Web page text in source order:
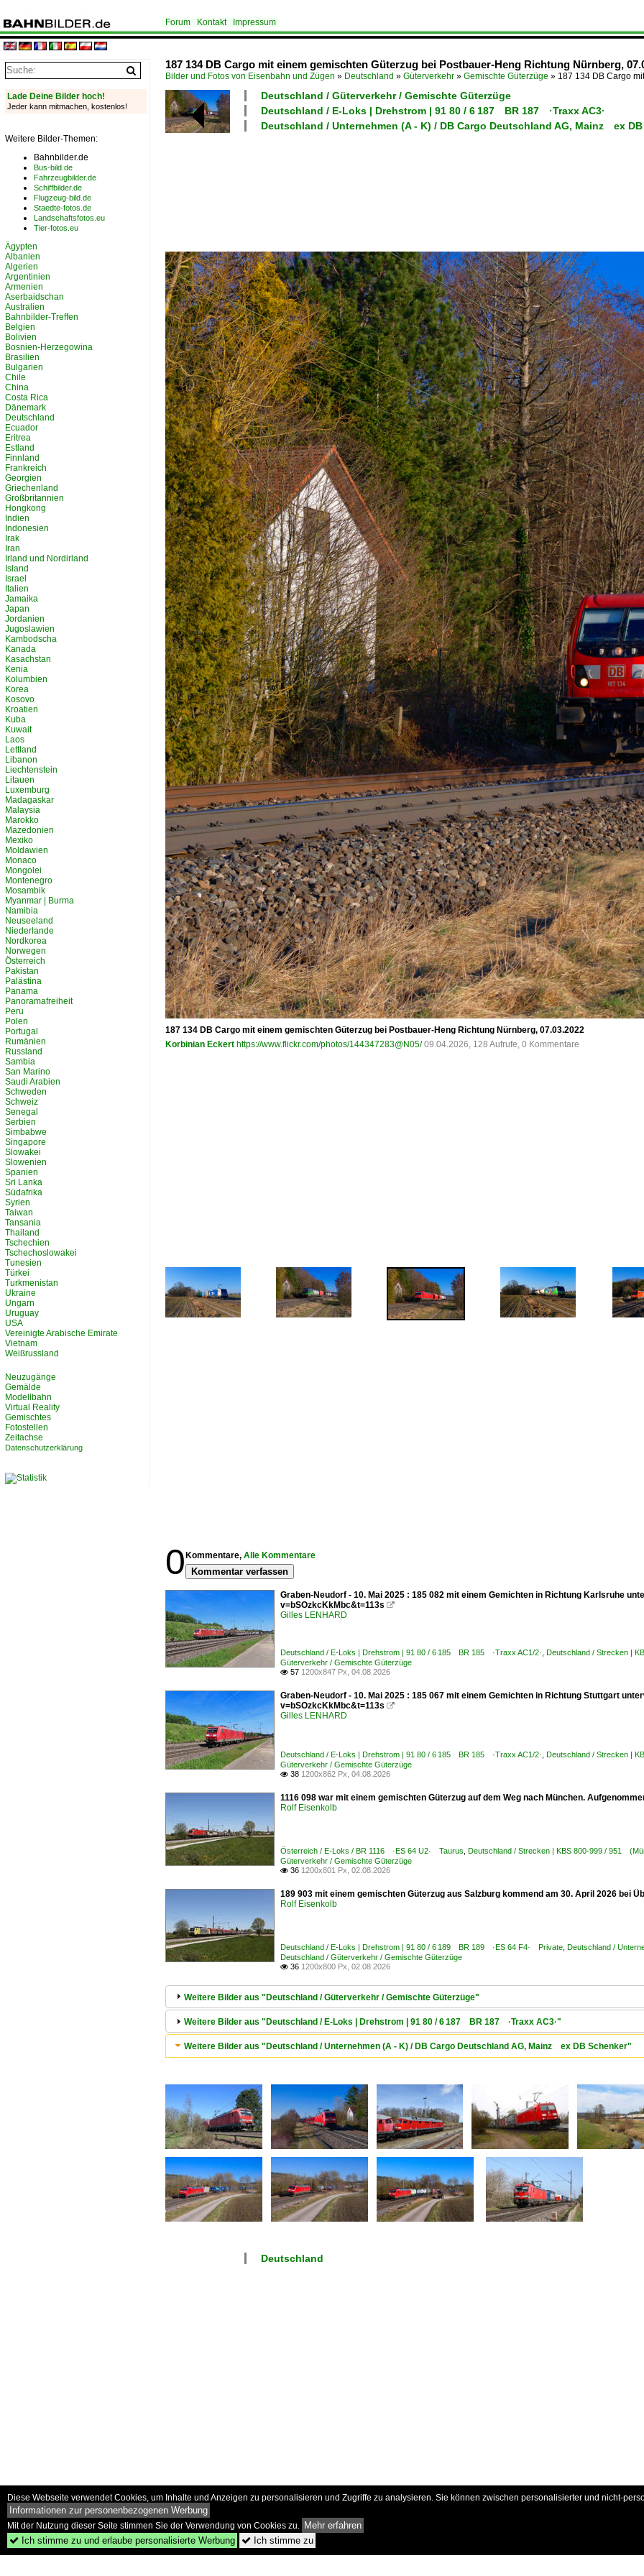
Forum Kontakt Impressum
187 134 DB Cargo mit einem gemischten Güterzug bei Postbauer-Heng Richtung Nürnberg,
Bilder und Fotos von Eisenbahn und Zügen » Deutschland » Güterverkehr » Gemischte Güterzüge » 187 134 DB Cargo
Deutschland / Güterverkehr / Gemischte Güterzüge
Deutschland / E-Loks | Drehstrom | 91 80 / 6 187 BR 187 ·Traxx AC3·
Deutschland / Unternehmen (A - K) / DB Cargo Deutschland AG, Mainz ex
187 134 DB Cargo mit einem gemischten Güterzug bei Postbauer-Heng Richtung Nürnberg, 07.03.2022
Korbinian Eckert https://www.flickr.com/photos/144347283@N05/ 09.04.2026, 128 Aufrufe, 0 Kommentare
0 Kommentare, Alle Kommentare
Kommentar verfassen
Graben-Neudorf - 10. Mai 2025 : 185 082 mit einem Gemichten in Richtung Karlsruhe
v=bSOzkcKkMbc&t=113s 
Gilles LENHARD
Deutschland / E-Loks | Drehstrom | 91 80 / 6 185 BR 185 ·Traxx AC1/2· Deutschland / Strecken |
Güterverkehr / Gemischte Güterzüge
 57 1200x847 Px, 04.08.2026
Graben-Neudorf - 10. Mai 2025 : 185 067 mit einem Gemichten in Richtung Stuttgart
v=bSOzkcKkMbc&t=113s 
Gilles LENHARD
Deutschland / E-Loks | Drehstrom | 91 80 / 6 185 BR 185 ·Traxx AC1/2· Deutschland / Strecken |
Güterverkehr / Gemischte Güterzüge
 38 1200x862 Px, 04.08.2026
1116 098 war mit einem gemischten Güterzug auf dem Weg nach München.
Rolf Eisenkolb
Österreich / E-Loks / BR 1116 ·ES 64 U2· Taurus Deutschland / Strecken | KBS 800-999 / 951
Güterverkehr / Gemischte Güterzüge
 36 1200x801 Px, 02.08.2026
189 903 mit einem gemischten Güterzug aus Salzburg kommend am 30. April 2026 bei
Rolf Eisenkolb
Deutschland / E-Loks | Drehstrom | 91 80 / 6 189 BR 189 ·ES 64 F4· Private Deutschland /
Deutschland / Güterverkehr / Gemischte Güterzüge
 36 1200x800 Px, 02.08.2026
Weitere Bilder aus "Deutschland / Güterverkehr / Gemischte Güterzüge"
Weitere Bilder aus "Deutschland / E-Loks | Drehstrom | 91 80 / 6 187 BR 187 ·Traxx AC3·"
Weitere Bilder aus "Deutschland / Unternehmen (A - K) / DB Cargo Deutschland AG, Mainz ex DB Schenker"
Deutschland
Lade Deine Bilder hoch!
Jeder kann mitmachen, kostenlos!
Weitere Bilder-Themen:
Bahnbilder.de
Bus-bild.de
Fahrzeugbilder.de
Schiffbilder.de
Flugzeug-bild.de
Staedte-fotos.de
Landschaftsfotos.eu
Tier-fotos.eu
Ägypten
Albanien
Algerien
Argentinien
Armenien
Aserbaidschan
Australien
Bahnbilder-Treffen
Belgien
Bolivien
Bosnien-Herzegowina
Brasilien
Bulgarien
Chile
China
Costa Rica
Dänemark
Deutschland
Ecuador
Eritrea
Estland
Finnland
Frankreich
Georgien
Griechenland
Großbritannien
Hongkong
Indien
Indonesien
Irak
Iran
Irland und Nordirland
Island
Israel
Italien
Jamaika
Japan
Jordanien
Jugoslawien
Kambodscha
Kanada
Kasachstan
Kenia
Kolumbien
Korea
Kosovo
Kroatien
Kuba
Kuwait
Laos
Lettland
Libanon
Liechtenstein
Litauen
Luxemburg
Madagaskar
Malaysia
Marokko
Mazedonien
Mexiko
Moldawien
Monaco
Mongolei
Montenegro
Mosambik
Myanmar | Burma
Namibia
Neuseeland
Niederlande
Nordkorea
Norwegen
Österreich
Pakistan
Palästina
Panama
Panoramafreiheit
Peru
Polen
Portugal
Rumänien
Russland
Sambia
San Marino
Saudi Arabien
Schweden
Schweiz
Senegal
Serbien
Simbabwe
Singapore
Slowakei
Slowenien
Spanien
Sri Lanka
Südafrika
Syrien
Taiwan
Tansania
Thailand
Tschechien
Tschechoslowakei
Tunesien
Türkei
Turkmenistan
Ukraine
Ungarn
Uruguay
USA
Vereinigte Arabische Emirate
Vietnam
Weißrussland
Neuzugänge
Gemälde
Modellbahn
Virtual Reality
Gemischtes
Fotostellen
Zeitachse
Datenschutzerklärung
Diese Webseite verwendet Cookies, um Inhalte und Anzeigen zu personalisieren und Zugriffe zu analysieren. Sie können zwischen personalisierter und nicht-
Informationen zur personenbezogenen Werbung
Mit der Nutzung dieser Seite stimmen Sie der Verwendung von Cookies zu. Mehr erfahren
 Ich stimme zu und erlaube personalisierte Werbung  Ich stimme zu